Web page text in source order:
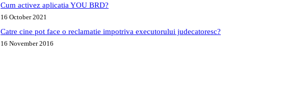
Cum activez aplicatia YOU BRD?
16 October 2021
Catre cine pot face o reclamatie impotriva executorului judecatoresc?
16 November 2016